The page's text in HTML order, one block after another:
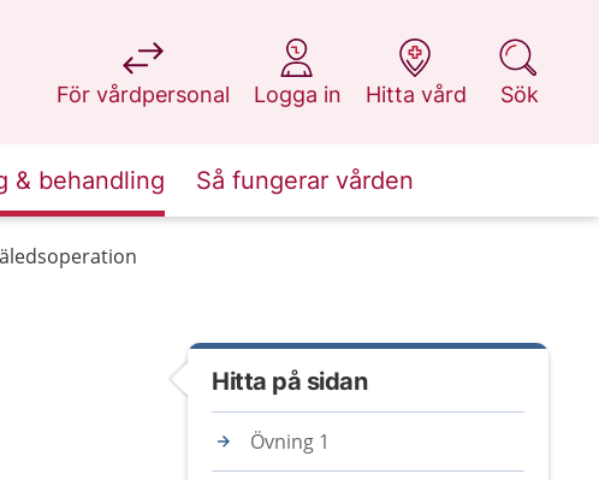
För vårdpersonal
på 1177.se
Logga in
på 1177.se
Hitta vård
på 1177.se
Sök
på 1177.se
& behandling Så fungerar vården
Hitta på sidan
Övning 1